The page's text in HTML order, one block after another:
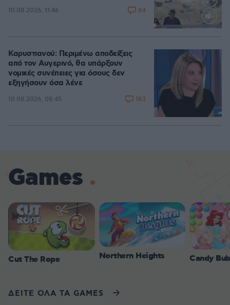
Loaded
10.08.2026, 11:46 84
Καρυστιανού: Περιμένω αποδείξεις
από τον Αυγερινό, θα υπάρξουν
νομικές συνέπειες για όσους δεν
εξηγήσουν όσα λένε
10.08.2026, 08:45 183
Games
Cut The Rope Northern Heights Candy
ΔΕΙΤΕ ΟΛΑ ΤΑ GAMES